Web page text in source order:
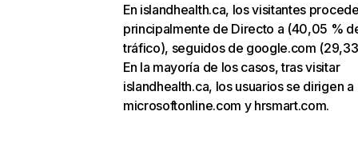
En islandhealth.ca, los visitantes
principalmente de Directo a (40,05 %
tráfico), seguidos de google.com
En la mayoría de los casos, tras visitar
islandhealth.ca, los usuarios se dirigen a
microsoftonline.com y hrsmart.com.